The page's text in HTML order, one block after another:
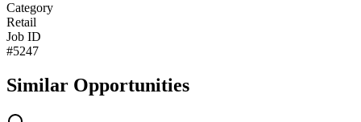
Category
Retail
Job ID
#5247
Similar Opportunities